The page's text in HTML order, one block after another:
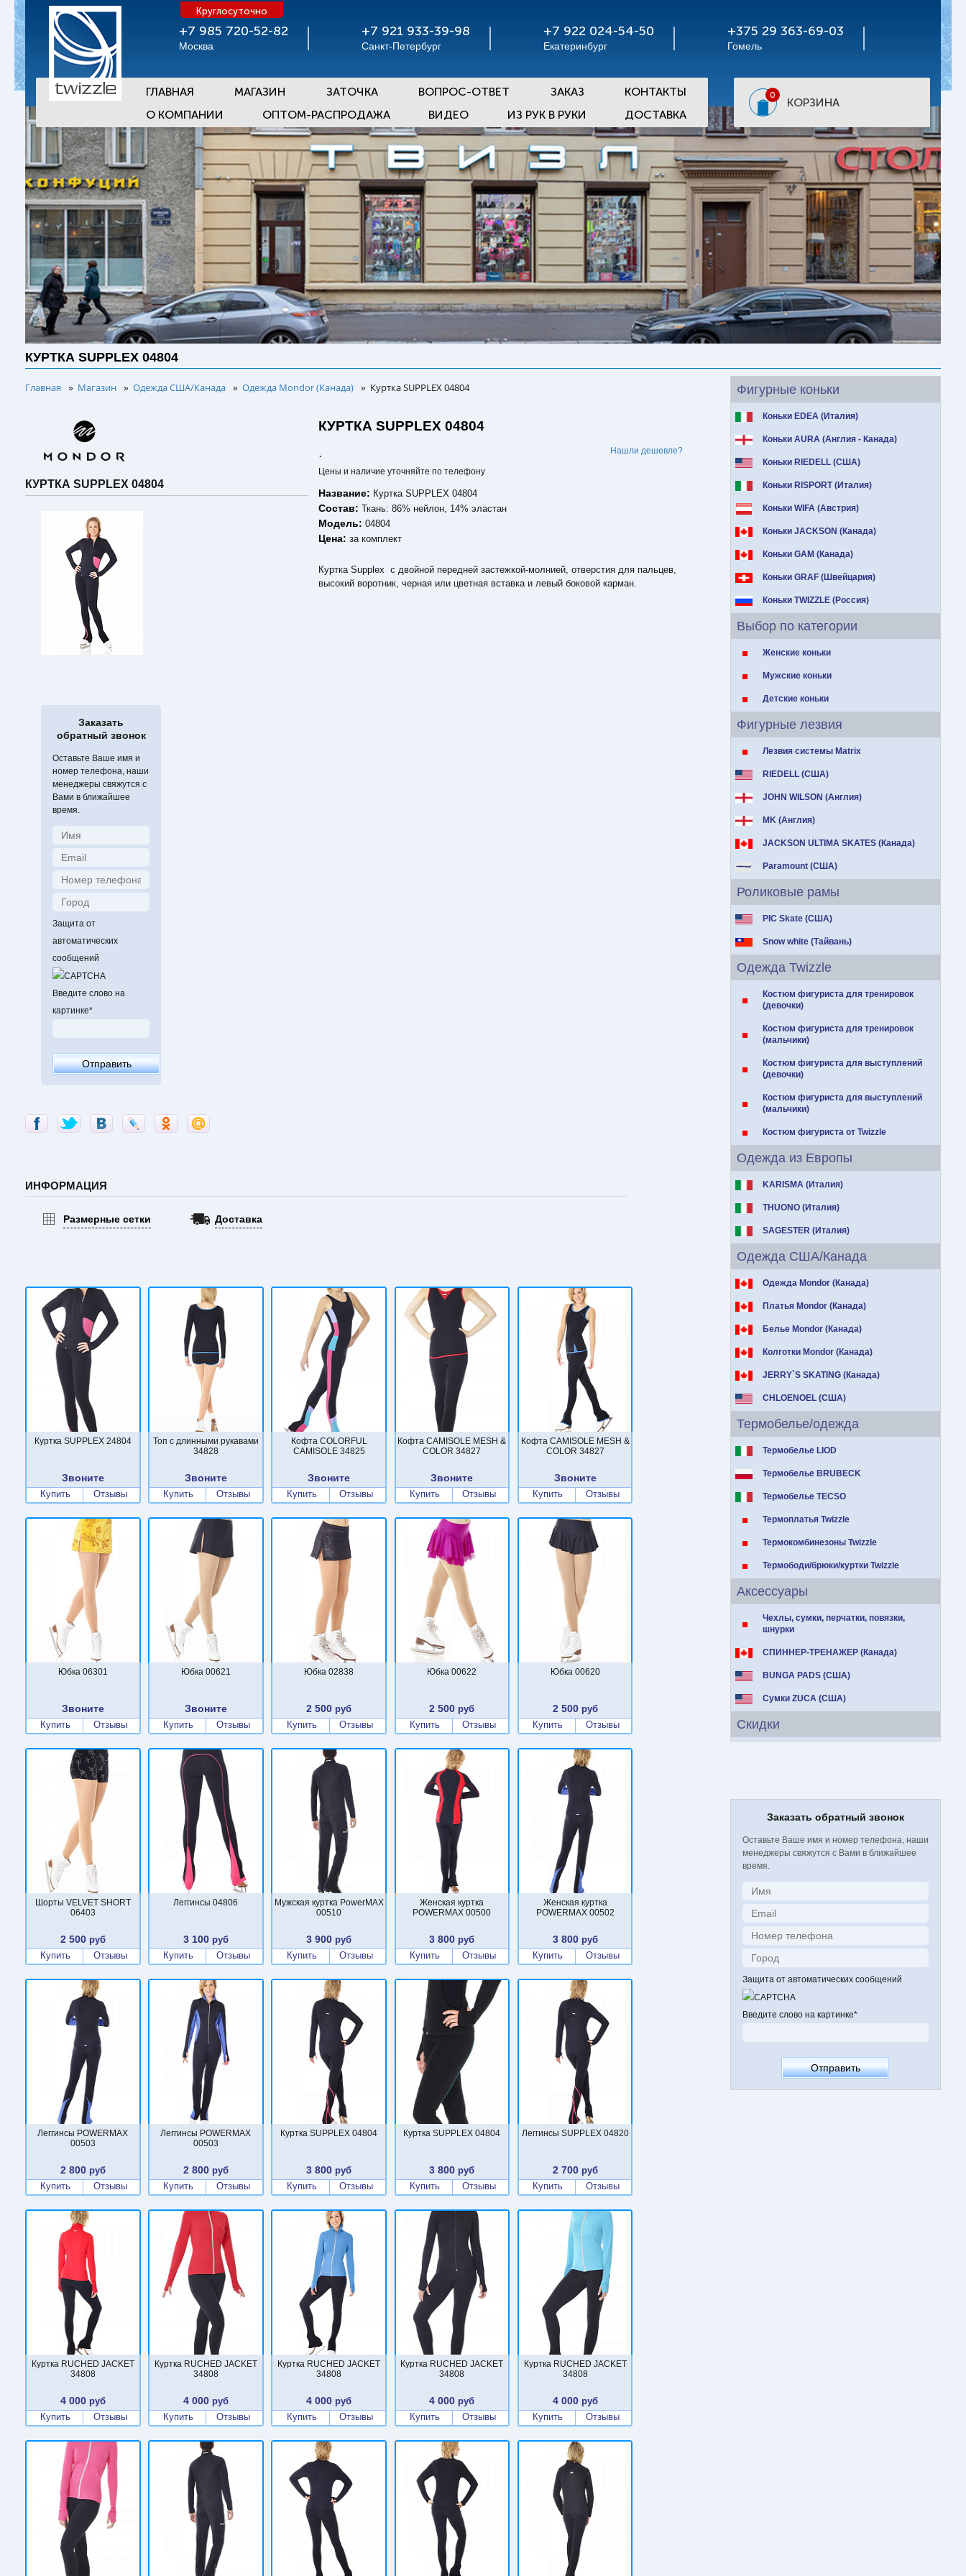
+7 985 720-52-82
Москва
Круглосуточно
+7 921 933-39-98
Санкт-Петербург
+7 922 024-54-50
Екатеринбург
+375 29 363-69-03
Гомель
ГЛАВНАЯ МАГАЗИН ЗАТОЧКА ВОПРОС-ОТВЕТ ЗАКАЗ
КОНТАКТЫ
О КОМПАНИИ
ОПТОМ-РАСПРОДАЖА ВИДЕО ИЗ РУК В РУКИ ДОСТАВКА
0
КОРЗИНА
КУРТКА SUPPLEX 04804
Фигурные коньки
Коньки EDEA (Италия)
Коньки AURA (Англия - Канада)
Коньки RIEDELL (США)
Коньки RISPORT (Италия)
Коньки WIFA (Австрия)
Коньки JACKSON (Канада)
Коньки GAM (Канада)
Коньки GRAF (Швейцария)
Коньки TWIZZLE (Россия)
Выбор по категории
Женские коньки
Мужские коньки
Детские коньки
Фигурные лезвия
Лезвия системы Matrix
RIEDELL (США)
JOHN WILSON (Англия)
MK (Англия)
JACKSON ULTIMA SKATES (Канада)
Paramount (США)
Роликовые рамы
PIC Skate (США)
Snow white (Тайвань)
Одежда Twizzle
Костюм фигуриста для тренировок
(девочки)
Костюм фигуриста для тренировок
(мальчики)
Костюм фигуриста для выступлений
(девочки)
Костюм фигуриста для выступлений
(мальчики)
Костюм фигуриста от Twizzle
Одежда из Европы
KARISMA (Италия)
THUONO (Италия)
SAGESTER (Италия)
Одежда США/Канада
Одежда Mondor (Канада)
Платья Mondor (Канада)
Белье Mondor (Канада)
Колготки Mondor (Канада)
JERRY`S SKATING (Канада)
CHLOENOEL (США)
Термобелье/одежда
Термобелье LIOD
Термобелье BRUBECK
Термобелье TECSO
Термоплатья Twizzle
Термокомбинезоны Twizzle
Термободи/брюки/куртки Twizzle
Аксессуары
Чехлы, сумки, перчатки, повязки,
шнурки
СПИННЕР-ТРЕНАЖЕР (Канада)
BUNGA PADS (США)
Сумки ZUCA (США)
Скидки
Заказать обратный звонок
Оставьте Ваше имя и номер телефона, наши
менеджеры свяжутся с Вами в ближайшее
время.
Защита от автоматических сообщений
Введите слово на картинке*
Главная » Магазин » Одежда США/Канада » Одежда Mondor (Канада) » Куртка SUPPLEX 04804
КУРТКА SUPPLEX 04804
Заказать
обратный звонок
Оставьте Ваше имя и
номер телефона, наши
менеджеры свяжутся с
Вами в ближайшее
время.
Защита от
автоматических
сообщений
Введите слово на
картинке*
КУРТКА SUPPLEX 04804
. Нашли дешевле?
Цены и наличие уточняйте по телефону
Название: Куртка SUPPLEX 04804
Состав:Ткань: 86% нейлон, 14% эластан
Модель:04804
Цена:за комплект
Куртка Supplex с двойной передней застежкой-молнией, отверстия для пальцев,
высокий воротник, черная или цветная вставка и левый боковой карман.
ИНФОРМАЦИЯ
Размерные сетки Доставка
Куртка SUPPLEX 24804
Звоните
Купить Отзывы
Топ с длинными рукавами
34828
Звоните
Купить Отзывы
Кофта COLORFUL
CAMISOLE 34825
Звоните
Купить Отзывы
Кофта CAMISOLE MESH &
COLOR 34827
Звоните
Купить Отзывы
Кофта CAMISOLE MESH &
COLOR 34827
Звоните
Купить Отзывы
Юбка 06301
Звоните
Купить Отзывы
Юбка 00621
Звоните
Купить Отзывы
Юбка 02838
2 500 руб
Купить
Отзывы
Юбка 00622
2 500 руб
Купить
Отзывы
Юбка 00620
2 500руб
Купить
Отзывы
Шорты VELVET SHORT
06403
2 500руб
Купить
Отзывы
Леггинсы 04806
3 100руб
Купить
Отзывы
Мужская куртка PowerMAX
00510
3 900 руб
Купить
Отзывы
Женская куртка
POWERMAX 00500
3 800 руб
Купить
Отзывы
Женская куртка
POWERMAX 00502
3 800руб
Купить
Отзывы
Леггинсы POWERMAX
00503
2 800руб
Купить
Отзывы
Леггинсы POWERMAX
00503
2 800руб
Купить
Отзывы
Куртка SUPPLEX 04804
3 800 руб
Купить
Отзывы
Куртка SUPPLEX 04804
3 800 руб
Купить
Отзывы
Леггинсы SUPPLEX 04820
2 700руб
Купить
Отзывы
Куртка RUCHED JACKET
34808
4 000руб
Купить
Отзывы
Куртка RUCHED JACKET
34808
4 000руб
Купить
Отзывы
Куртка RUCHED JACKET
34808
4 000 руб
Купить
Отзывы
Куртка RUCHED JACKET
34808
4 000 руб
Купить
Отзывы
Куртка RUCHED JACKET
34808
4 000руб
Купить
Отзывы